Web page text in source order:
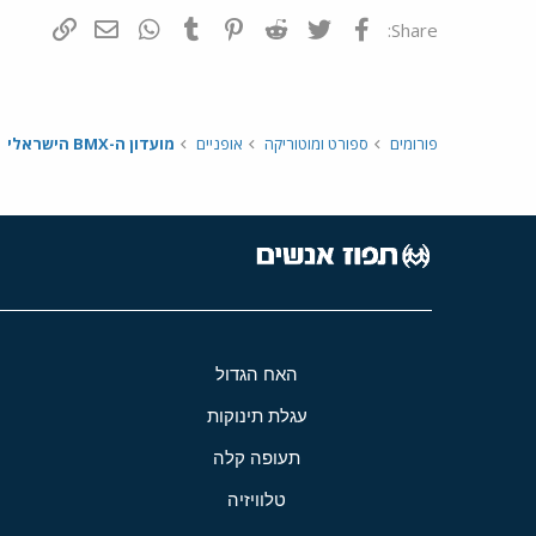
Share: פייסבוק Twitter
Reddit
Pinterest
Tumblr
WhatsApp
דואר
פורומים ספורט ומוטוריקה אופניים מועדון ה-BMX הישראלי
האח הגדול
עגלת תינוקות
תעופה קלה
טלוויזיה